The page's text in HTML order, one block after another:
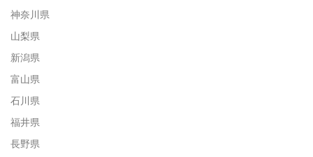
神奈川県
山梨県
新潟県
富山県
石川県
福井県
長野県